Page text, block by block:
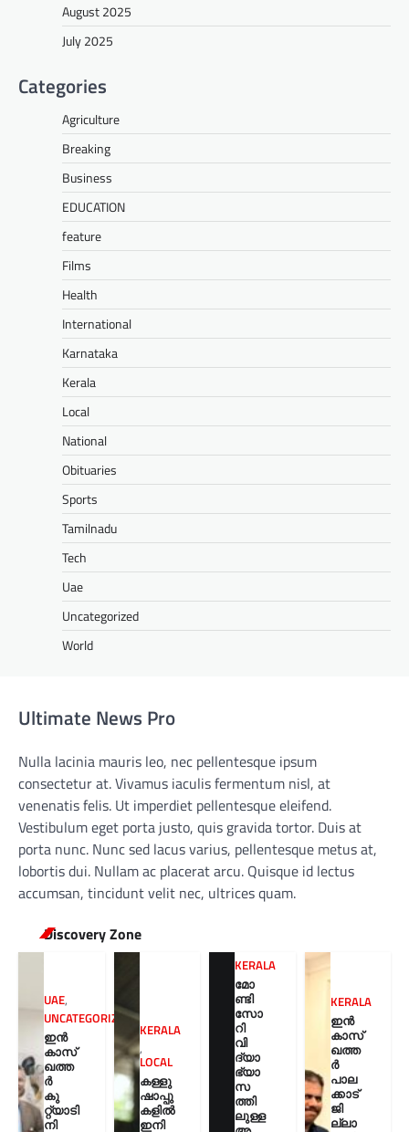
August 2025
July 2025
Categories
Agriculture
Breaking
Business
EDUCATION
feature
Films
Health
International
Karnataka
Kerala
Local
National
Obituaries
Sports
Tamilnadu
Tech
Uae
Uncategorized
World
Ultimate News Pro
Nulla lacinia mauris leo, nec pellentesque ipsum
consectetur at. Vivamus iaculis fermentum nisl, at
venenatis felis. Ut imperdiet pellentesque eleifend.
Vestibulum eget porta justo, quis gravida tortor. Duis at
porta nunc. Nunc sed lacus varius, pellentesque metus at,
lobortis dui. Nullam ac placerat arcu. Quisque id lectus
accumsan, tincidunt velit nec, ultrices quam.
Discovery Zone
UAE,
UNCATEGORIZED
ഇൻ
കാസ്
ഖത്ത
ർ
കു
റ്റ്യാടി
നി
KERALA
,
LOCAL
കള്ളു
ഷാപ്പു
കളിൽ
ഇനി
KERALA
മോ
ണ്ടി
സോ
റി
വി
ദ്യാ
ഭ്യാ
സ
ത്തി
ലുള്ള
KERALA
ഇൻ
കാസ്
ഖത്ത
ർ
പാല
ക്കാട്
ജി
ല്ലാ